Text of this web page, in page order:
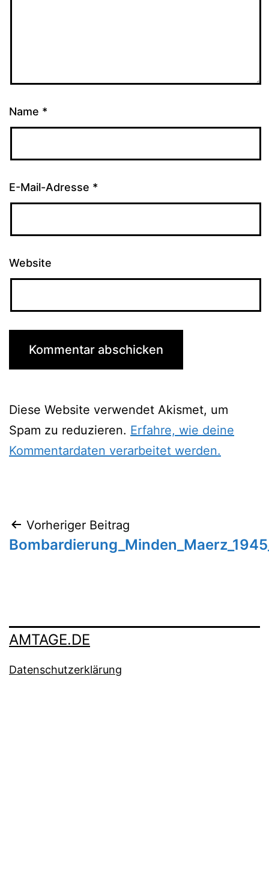
Name *
E-Mail-Adresse *
Website
Diese Website verwendet Akismet, um
Spam zu reduzieren. Erfahre, wie deine
Kommentardaten verarbeitet werden.
Beitragsnavigation
Vorheriger Beitrag
AMTAGE.DE
Datenschutzerklärung